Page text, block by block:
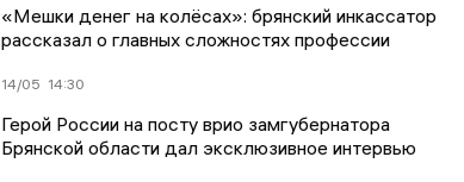
«Мешки денег на колёсах»: брянский инкассатор
рассказал о главных сложностях профессии
14/05 14:30
Герой России на посту врио замгубернатора
Брянской области дал эксклюзивное интервью